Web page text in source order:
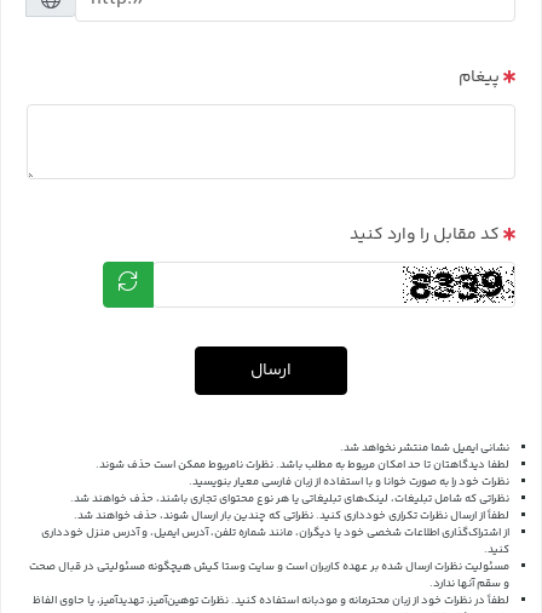
پیغام
کد مقابل را وارد کنید
ارسال
نشانی ایمیل شما منتشر نخواهد شد.
لطفا دیدگاهتان تا حد امکان مربوط به مطلب باشد. نظرات نامربوط ممکن است حذف شوند.
نظرات خود را به صورت خوانا و با استفاده از زبان فارسی معیار بنویسید.
نظراتی که شامل تبلیغات، لینک‌های تبلیغاتی یا هر نوع محتوای تجاری باشند، حذف خواهند شد.
لطفاً از ارسال نظرات تکراری خودداری کنید. نظراتی که چندین بار ارسال شوند، حذف خواهند شد.
از اشتراک‌گذاری اطلاعات شخصی خود یا دیگران، مانند شماره تلفن، آدرس ایمیل، و آدرس منزل خودداری
کنید.
مسئولیت نظرات ارسال شده بر عهده کاربران است و سایت وستا کیش هیچگونه مسئولیتی در قبال صحت
و سقم آنها ندارد.
لطفاً در نظرات خود از زبان محترمانه و مودبانه استفاده کنید. نظرات توهین‌آمیز، تهدیدآمیز، یا حاوی الفاظ